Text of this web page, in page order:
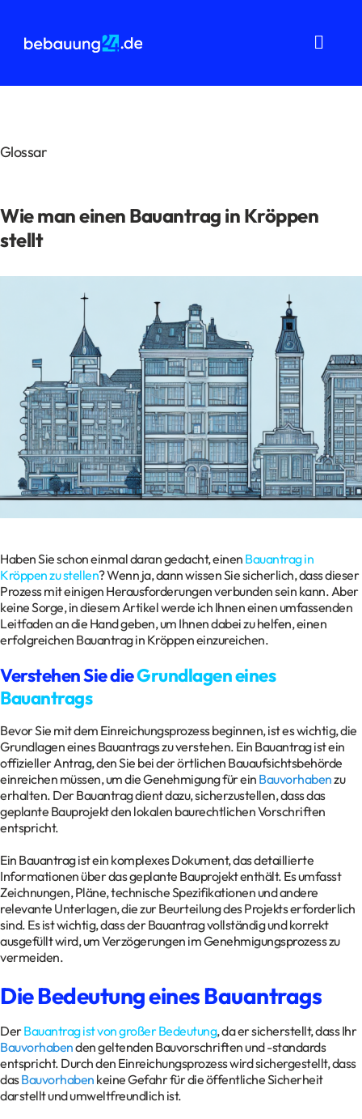
springen
Bauantrag
Über uns
FAQ
Kontakt
Datenschutz
Impressum
Glossar
Glossar
Wie man einen Bauantrag in Kröppen
stellt
Haben Sie schon einmal daran gedacht, einen Bauantrag in
Kröppen zu stellen? Wenn ja, dann wissen Sie sicherlich, dass dieser
Prozess mit einigen Herausforderungen verbunden sein kann. Aber
keine Sorge, in diesem Artikel werde ich Ihnen einen umfassenden
Leitfaden an die Hand geben, um Ihnen dabei zu helfen, einen
erfolgreichen Bauantrag in Kröppen einzureichen.
Verstehen Sie dieGrundlagen eines
Bauantrags
Bevor Sie mit dem Einreichungsprozess beginnen, ist es wichtig, die
Grundlagen eines Bauantrags zu verstehen. Ein Bauantrag ist ein
offizieller Antrag, den Sie bei der örtlichen Bauaufsichtsbehörde
einreichen müssen, um die Genehmigung für ein Bauvorhabenzu
erhalten. Der Bauantrag dient dazu, sicherzustellen, dass das
geplante Bauprojekt den lokalen baurechtlichen Vorschriften
entspricht.
Ein Bauantrag ist ein komplexes Dokument, das detaillierte
Informationen über das geplante Bauprojekt enthält. Es umfasst
Zeichnungen, Pläne, technische Spezifikationen und andere
relevante Unterlagen, die zur Beurteilung des Projekts erforderlich
sind. Es ist wichtig, dass der Bauantrag vollständig und korrekt
ausgefüllt wird, um Verzögerungen im Genehmigungsprozess zu
vermeiden.
Die Bedeutung eines Bauantrags
DerBauantrag ist von großer Bedeutung, da er sicherstellt, dass Ihr
Bauvorhabenden geltenden Bauvorschriften und -standards
entspricht. Durch den Einreichungsprozess wird sichergestellt, dass
dasBauvorhaben keine Gefahr für die öffentliche Sicherheit
darstellt und umweltfreundlich ist.